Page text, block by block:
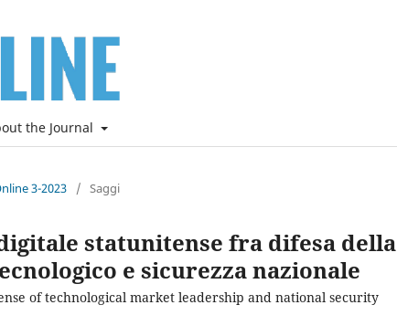
the Journal
3-2023 / Saggi
statunitense fra difesa della
e sicurezza nazionale
of technological market leadership and national security